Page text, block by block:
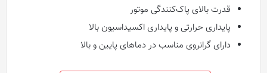
قدرت بالای پاک‌کنندگی موتور
پایداری حرارتی و پایداری اکسیداسیون بالا
دارای گرانروی مناسب در دماهای پایین و بالا